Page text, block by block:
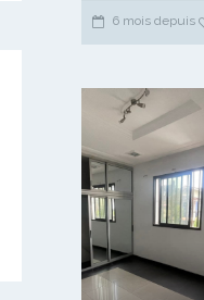
6 mois depuis